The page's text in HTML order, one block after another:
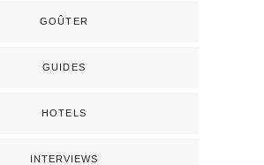
GOÛTER
GUIDES
HOTELS
INTERVIEWS